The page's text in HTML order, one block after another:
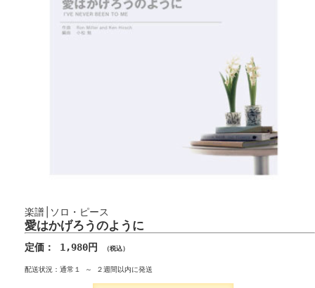
楽譜│ソロ・ピース
愛はかげろうのように
定価： 1,980円 （税込）
配送状況：通常１ ～ ２週間以内に発送